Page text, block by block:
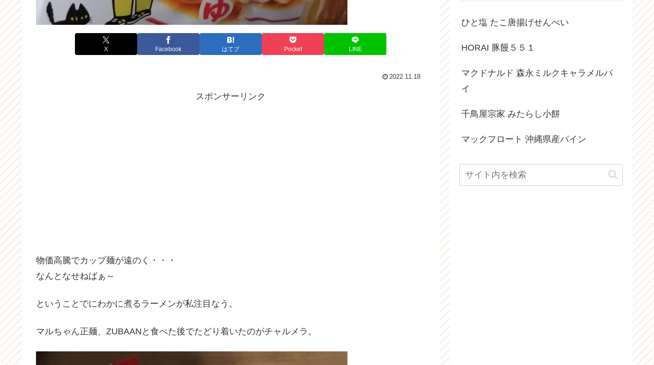
X Facebook はてブ Pocket LINE
2022.11.18
スポンサーリンク
物価高騰でカップ麺が遠のく・・・
なんとなせねばぁ～
ということでにわかに煮るラーメンが私注目なう。
マルちゃん正麺、ZUBAANと食べた後でたどり着いたのがチャルメラ。
ひと塩 たこ唐揚げせんべい
HORAI 豚饅５５１
マクドナルド 森永ミルクキャラメルパ
イ
千鳥屋宗家 みたらし小餅
マックフロート 沖縄県産パイン